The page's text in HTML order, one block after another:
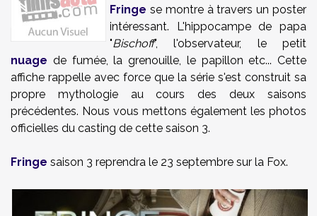
Fringe se montre à travers un poster
intéressant. L'hippocampe de papa
"Bischoff", l'observateur, le petit
nuage de fumée, la grenouille, le papillon etc... Cette
affiche rappelle avec force que la série s'est construit sa
propre mythologie au cours des deux saisons
précédentes. Nous vous mettons également les photos
officielles du casting de cette saison 3.
Fringe saison 3 reprendra le 23 septembre sur la Fox.